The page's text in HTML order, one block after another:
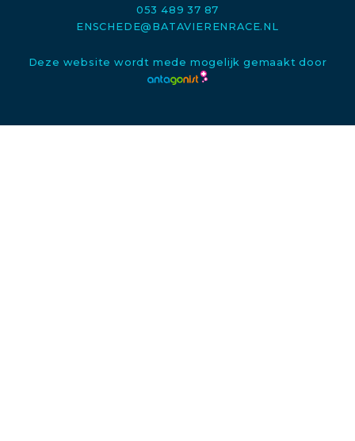
053 489 37 87
ENSCHEDE@BATAVIERENRACE.NL
Deze website wordt mede mogelijk gemaakt door